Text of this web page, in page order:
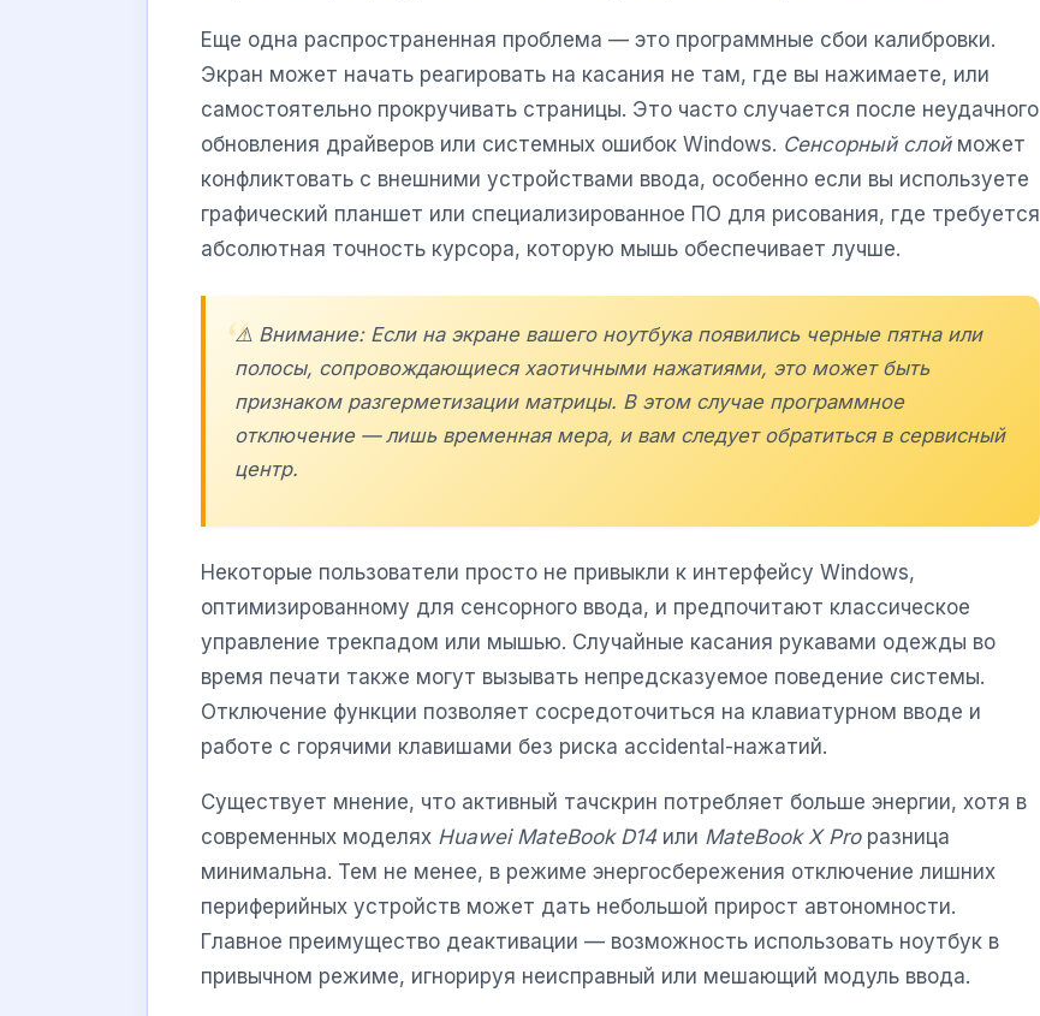
Еще одна распространенная проблема — это программные сбои калибровки.
Экран может начать реагировать на касания не там, где вы нажимаете, или
самостоятельно прокручивать страницы. Это часто случается после неудачного
обновления драйверов или системных ошибок Windows. Сенсорный слойможет
конфликтовать с внешними устройствами ввода, особенно если вы используете
графический планшет или специализированное ПО для рисования, где требуется
абсолютная точность курсора, которую мышь обеспечивает лучше.
⚠️ Внимание: Если на экране вашего ноутбука появились черные пятна или
полосы, сопровождающиеся хаотичными нажатиями, это может быть
признаком разгерметизации матрицы. В этом случае программное
отключение — лишь временная мера, и вам следует обратиться в сервисный
центр.
Некоторые пользователи просто не привыкли к интерфейсу Windows,
оптимизированному для сенсорного ввода, и предпочитают классическое
управление трекпадом или мышью. Случайные касания рукавами одежды во
время печати также могут вызывать непредсказуемое поведение системы.
Отключение функции позволяет сосредоточиться на клавиатурном вводе и
работе с горячими клавишами без риска accidental-нажатий.
Существует мнение, что активный тачскрин потребляет больше энергии, хотя в
современных моделях Huawei MateBook D14или MateBook X Proразница
минимальна. Тем не менее, в режиме энергосбережения отключение лишних
периферийных устройств может дать небольшой прирост автономности.
Главное преимущество деактивации — возможность использовать ноутбук в
привычном режиме, игнорируя неисправный или мешающий модуль ввода.